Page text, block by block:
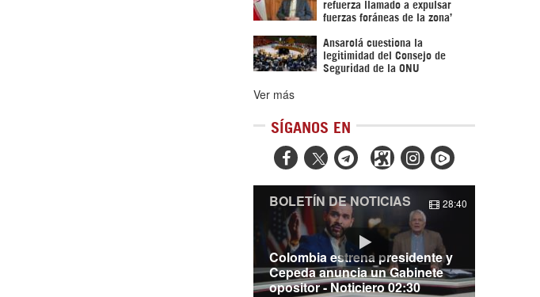
refuerza llamado a expulsar
fuerzas foráneas de la zona’
Ansarolá cuestiona la
legitimidad del Consejo de
Seguridad de la ONU
Ver más
SÍGANOS EN
  
Colombia estrena presidente y
Cepeda anuncia un Gabinete
opositor - Noticiero 02:30
BOLETÍN DE NOTICIAS 28:40